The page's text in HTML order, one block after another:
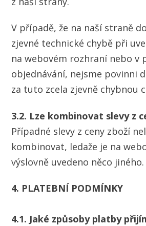
V případě, že na naší straně
zjevné technické chybě při
na webovém rozhraní nebo v
objednávání, nejsme povinni
za tuto zcela zjevně chybnou
3.2. Lze kombinovat slevy z
Případné slevy z ceny zboží
kombinovat, ledaže je na
výslovně uvedeno něco jiného.
4. PLATEBNÍ PODMÍNKY
4.1. Jaké způsoby platby